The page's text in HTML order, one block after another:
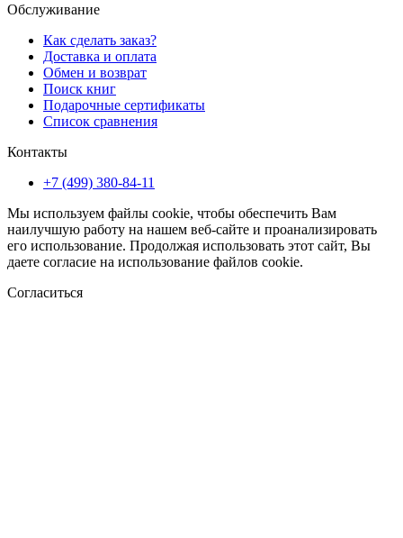
Обслуживание
Как сделать заказ?
Доставка и оплата
Обмен и возврат
Поиск книг
Подарочные сертификаты
Список сравнения
Контакты
+7 (499) 380-84-11
Мы используем файлы cookie, чтобы обеспечить Вам
наилучшую работу на нашем веб-сайте и проанализировать
его использование. Продолжая использовать этот сайт, Вы
даете согласие на использование файлов cookie.
Согласиться